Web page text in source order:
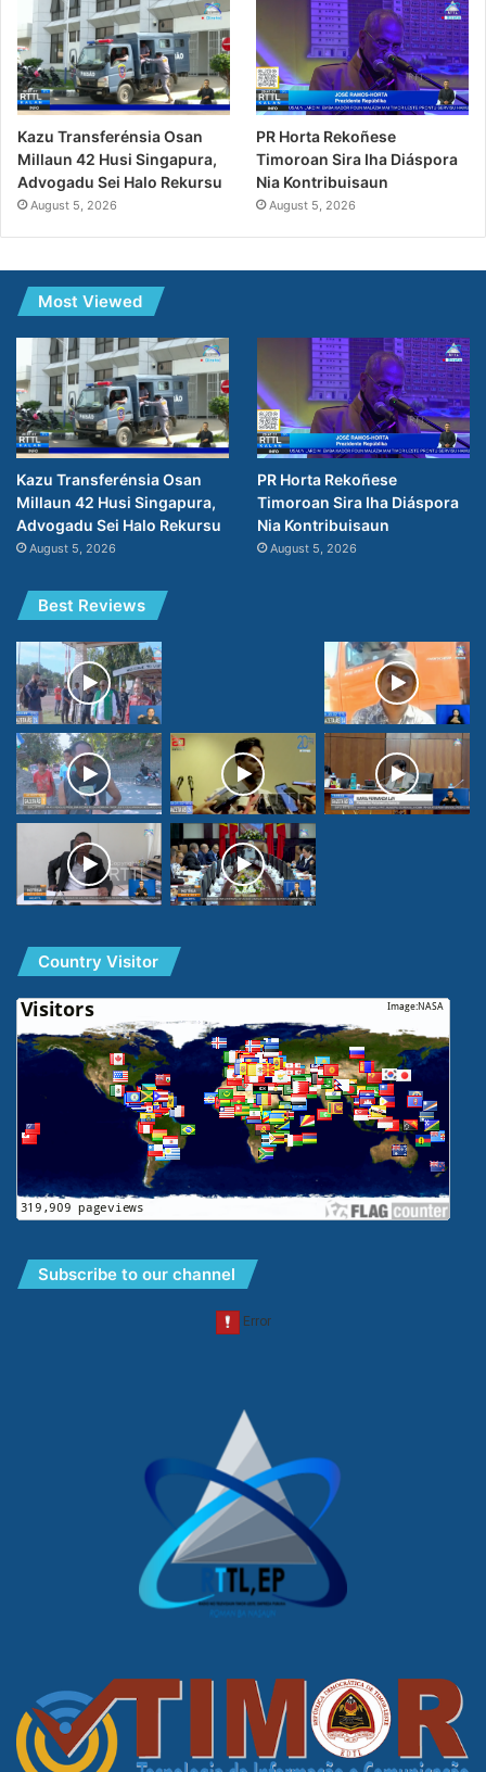
Kazu Transferénsia Osan
Millaun 42 Husi Singapura,
Advogadu Sei Halo Rekursu
August 5, 2026
PR Horta Rekoñese
Timoroan Sira Iha Diáspora
Nia Kontribuisaun
August 5, 2026
Most Viewed
Kazu Transferénsia Osan
Millaun 42 Husi Singapura,
Advogadu Sei Halo Rekursu
August 5, 2026
PR Horta Rekoñese
Timoroan Sira Iha Diáspora
Nia Kontribuisaun
August 5, 2026
Best Reviews
Country Visitor
Subscribe to our channel